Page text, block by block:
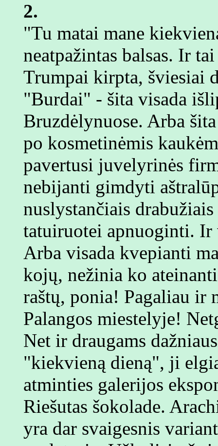
2.
"Tu matai mane
neatpažintas balsas. Ir
Trumpai kirpta, šviesiai
"Burdai" - šita visada
Bruzdėlynuose. Arba
po kosmetinėmis
pavertusi juvelyrinės
nebijanti gimdyti
nuslystančiais
tatuiruotei apnuoginti.
Arba visada kvepianti
kojų, nežinia ko
raštų, ponia! Pagaliau ir
Palangos miestelyje!
Net ir draugams
"kiekvieną dieną", ji
atminties galerijos
Riešutas šokolade.
yra dar svaigesnis